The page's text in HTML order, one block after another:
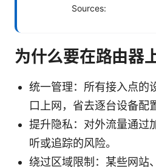
Sources:
为什么要在路由器
统一管理：所有接入点的
口上网，省去逐台设备配
提升隐私：对外流量通过
听或追踪的风险。
绕过区域限制：某些网站